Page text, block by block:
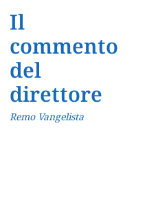
Il
commento
del
direttore
Remo Vangelista